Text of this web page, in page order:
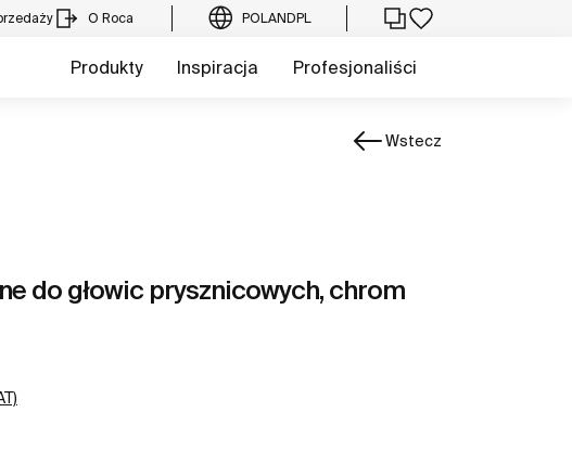
O Roca POLANDPL
Produkty Inspiracja Profesjonaliści
Wstecz
do głowic prysznicowych, chrom